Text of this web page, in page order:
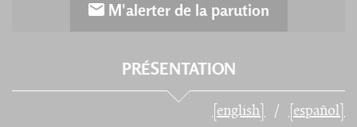
M'alerter de la parution
PRÉSENTATION
[english] [español]